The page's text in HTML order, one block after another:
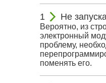
Не
Вероятно, из
электронный
проблему,
поменять его.